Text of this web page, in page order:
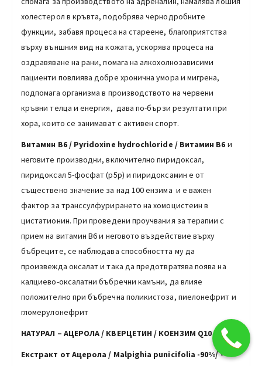
холестерол в кръвта, подобрява чернодробните
функции, забавя процеса на стареене, благоприятства
върху външния вид на кожата, ускорява процеса на
оздравяване на рани, помага на алкохолнозависими
пациенти повлиява добре хронична умора и мигрена,
подпомага организма в производството на червени
кръвни телца и енергия, дава по-бързи резултати при
хора, които се занимават с активен спорт.
Витамин В6 / Pyridoxine hydrochloride / Витамин В6 и
неговите производни, включително пиридоксал,
пиридоксал 5-фосфат (р5р) и пиридоксамин е от
съществено значение за над 100 ензима и е важен
фактор за транссулфурирането на хомоцистеин в
цистатионин. При проведени проучвания за терапии с
прием на витамин В6 и неговото въздействие върху
бъбреците, се наблюдава способността му да
произвежда оксалат и така да предотвратява поява на
калциево-оксалатни бъбречни камъни, да влияе
положително при бъбречна поликистоза, пиелонефрит и
гломерулонефрит
НАТУРАЛ – АЦЕРОЛА / КВЕРЦЕТИН / КОЕНЗИМ Q10
Екстракт от Ацерола / Malpighia punicifolia -90%/–